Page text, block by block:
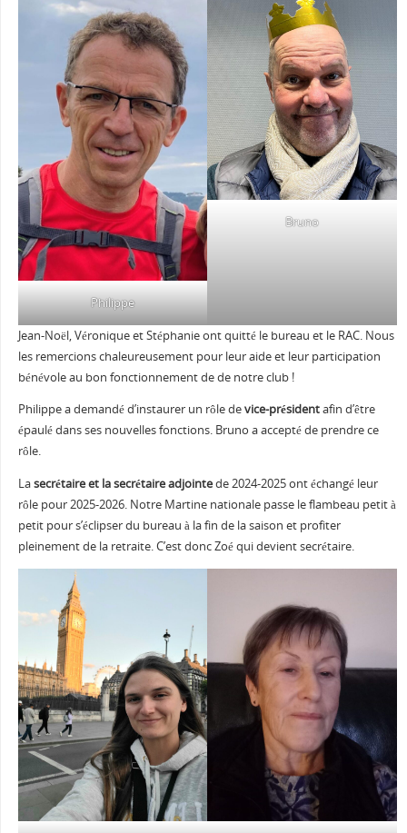
Philippe
Bruno
Jean-Noël, Véronique et Stéphanie ont quitté le bureau et le RAC. Nous
les remercions chaleureusement pour leur aide et leur participation
bénévole au bon fonctionnement de de notre club !
Philippe a demandé d’instaurer un rôle device-présidentafin d’être
épaulé dans ses nouvelles fonctions. Bruno a accepté de prendre ce
rôle.
Lasecrétaire et la secrétaire adjointede 2024-2025 ont échangé leur
rôle pour 2025-2026. Notre Martine nationale passe le flambeau petit à
petit pour s’éclipser du bureau à la fin de la saison et profiter
pleinement de la retraite. C’est donc Zoé qui devient secrétaire.